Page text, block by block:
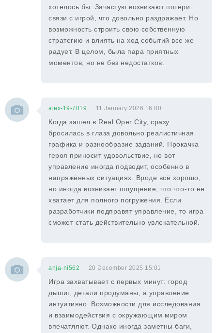
хотелось бы. Зачастую возникают потери
связи с игрой, что довольно раздражает. Но
возможность строить свою собственную
стратегию и влиять на ход событий все же
радует. В целом, была пара приятных
моментов, но не без недостатков.
alex-19-7019 11 January 2026 16:00
Когда зашел в Real Oper City, сразу
бросилась в глаза довольно реалистичная
графика и разнообразие заданий. Прокачка
героя приносит удовольствие, но вот
управление иногда подводит, особенно в
напряжённых ситуациях. Вроде всё хорошо,
но иногда возникает ощущение, что что-то не
хватает для полного погружения. Если
разработчики подправят управление, то игра
сможет стать действительно увлекательной.
anja-ni562 20 December 2025 15:01
Игра захватывает с первых минут: город
дышит, детали продуманы, а управление
интуитивно. Возможности для исследования
и взаимодействия с окружающим миром
впечатляют. Однако иногда заметны баги,